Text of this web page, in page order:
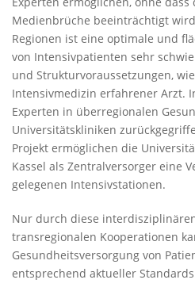
Medienbrüche beeinträchtigt
Regionen ist eine optimale und
von Intensivpatienten sehr
und Strukturvoraussetzungen,
Intensivmedizin erfahrener Arzt.
Experten in überregionalen
Universitätskliniken
Projekt ermöglichen die
Kassel als Zentralversorger eine
gelegenen Intensivstationen.
Nur durch diese
transregionalen Kooperationen
Gesundheitsversorgung von
entsprechend aktueller